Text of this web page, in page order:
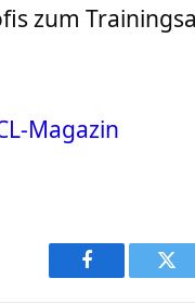
zum
Magazin
Facebook